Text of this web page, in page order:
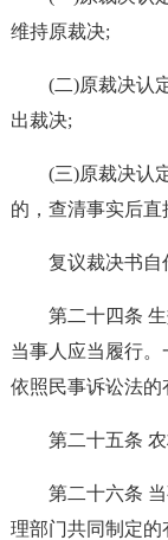
维持原裁决;
(二)原裁决认
出裁决;
(三)原裁决认
的，查清事实后直
复议裁决书自
第二十四条
当事人应当履行
依照民事诉讼法的
第二十五条
第二十六条
理部门共同制定的